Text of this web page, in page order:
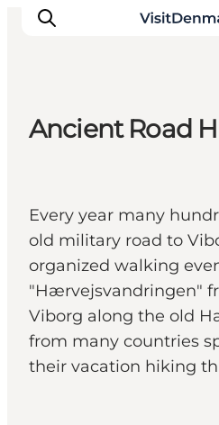
Cosa fare
Dove dormire
Pianifica il viaggio
Ancient Road
Every year many
old military road to
organized walking
"Hærvejsvandringen"
Viborg along the old
from many countries
their vacation hiking